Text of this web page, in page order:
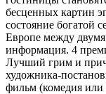
бесценных картин
состояние богатой
Европе между
информация. 4
Лучший грим и
художника-
фильм (комедия